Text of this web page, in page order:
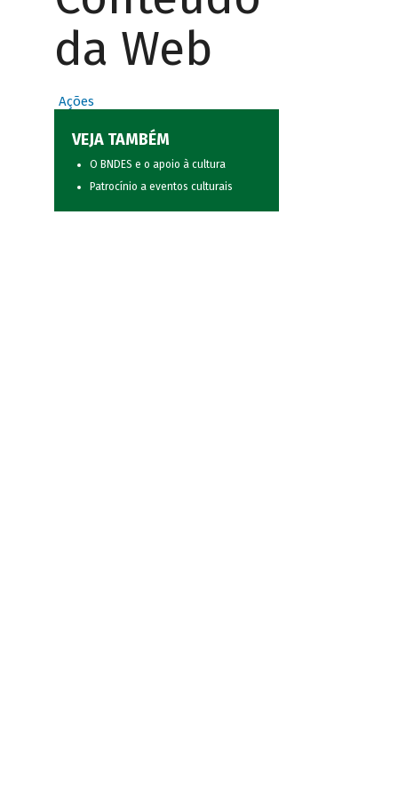
da Web
Ações
VEJA TAMBÉM
O BNDES e o apoio à cultura
Patrocínio a eventos culturais